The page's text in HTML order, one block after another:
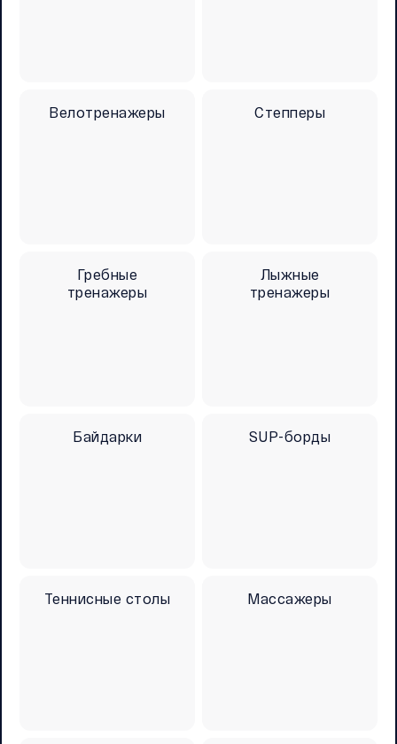
Велотренажеры Степперы
Гребные
тренажеры
Лыжные
тренажеры
Байдарки SUP-борды
Теннисные столы Массажеры